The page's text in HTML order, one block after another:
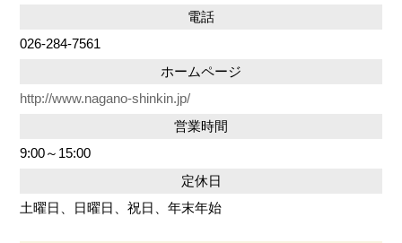
電話
026-284-7561
ホームページ
http://www.nagano-shinkin.jp/
営業時間
9:00～15:00
定休日
土曜日、日曜日、祝日、年末年始